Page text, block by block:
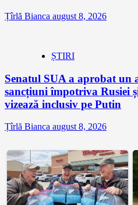
Țîrlă Bianca august 8, 2026
ȘTIRI
Senatul SUA a aprobat un
sancțiuni împotriva Rusiei
vizează inclusiv pe Putin
Țîrlă Bianca august 8, 2026